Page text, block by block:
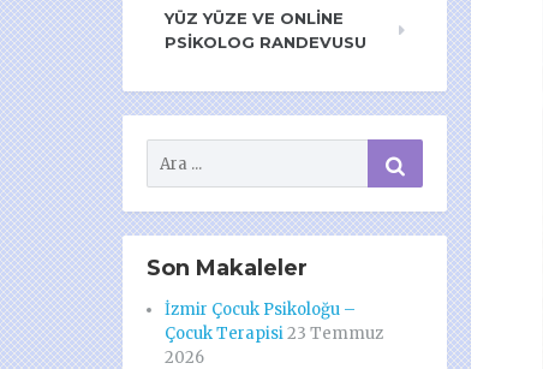
YÜZ YÜZE VE ONLINE
PSIKOLOG RANDEVUSU
Son Makaleler
İzmir Çocuk Psikoloğu –
Çocuk Terapisi23 Temmuz
2026